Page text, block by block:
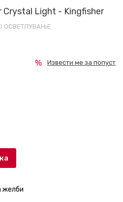
Light - Kingfisher
ОСВЕТЛУВАЊЕ
Извести ме за попуст
желби